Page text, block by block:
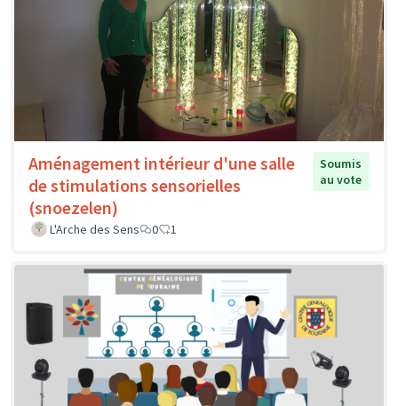
Aménagement intérieur d'une salle
de stimulations sensorielles
(snoezelen)
Soumis
au vote
L'Arche des Sens 0 1